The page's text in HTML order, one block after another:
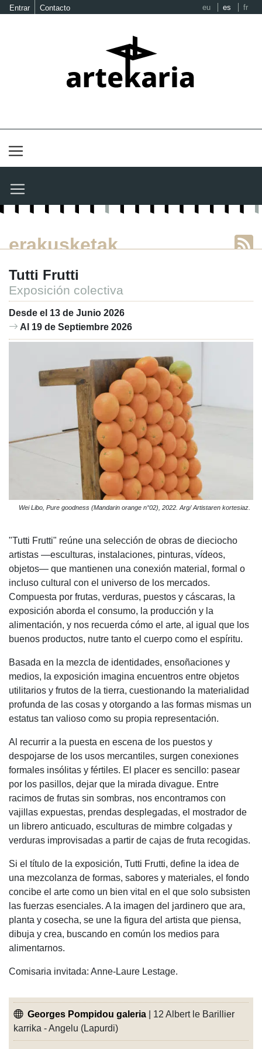
Entrar Contacto eu es fr
erakusketak
Tutti Frutti
Exposición colectiva
Desde el 13 de Junio 2026
Al 19 de Septiembre 2026
Wei Libo, Pure goodness (Mandarin orange n°02), 2022. Arg/ Artistaren kortesiaz.
"Tutti Frutti" reúne una selección de obras de dieciocho
artistas —esculturas, instalaciones, pinturas, vídeos,
objetos— que mantienen una conexión material, formal o
incluso cultural con el universo de los mercados.
Compuesta por frutas, verduras, puestos y cáscaras, la
exposición aborda el consumo, la producción y la
alimentación, y nos recuerda cómo el arte, al igual que los
buenos productos, nutre tanto el cuerpo como el espíritu.
Basada en la mezcla de identidades, ensoñaciones y
medios, la exposición imagina encuentros entre objetos
utilitarios y frutos de la tierra, cuestionando la materialidad
profunda de las cosas y otorgando a las formas mismas un
estatus tan valioso como su propia representación.
Al recurrir a la puesta en escena de los puestos y
despojarse de los usos mercantiles, surgen conexiones
formales insólitas y fértiles. El placer es sencillo: pasear
por los pasillos, dejar que la mirada divague. Entre
racimos de frutas sin sombras, nos encontramos con
vajillas expuestas, prendas desplegadas, el mostrador de
un librero anticuado, esculturas de mimbre colgadas y
verduras improvisadas a partir de cajas de fruta recogidas.
Si el título de la exposición, Tutti Frutti, define la idea de
una mezcolanza de formas, sabores y materiales, el fondo
concibe el arte como un bien vital en el que solo subsisten
las fuerzas esenciales. A la imagen del jardinero que ara,
planta y cosecha, se une la figura del artista que piensa,
dibuja y crea, buscando en común los medios para
alimentarnos.
Comisaria invitada: Anne-Laure Lestage.
Georges Pompidou galeria | 12 Albert le Barillier
karrika - Angelu (Lapurdi)